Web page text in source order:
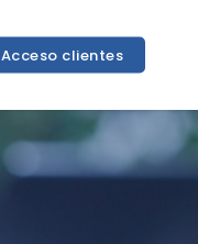
Acceso clientes